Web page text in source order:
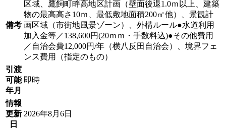
備考
区域、鷹飼町畔高地区計画（壁面後退1.0ｍ以上、建築
物の最高高さ10ｍ、最低敷地面積200㎡他）、景観計
画区域（市街地風景ゾーン）、外構ルール●水道利用
加入金等／138,600円(20ｍｍ・手数料込)●その他費用
／自治会費12,000円/年（横八反田自治会）、境界フェ
ンス費用（指定のもの）
引渡
可能
年月
即時
情報
更新
日
2026年8月6日